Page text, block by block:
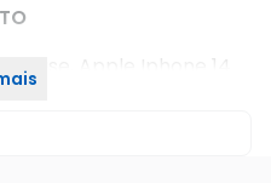
Apple Iphone 14